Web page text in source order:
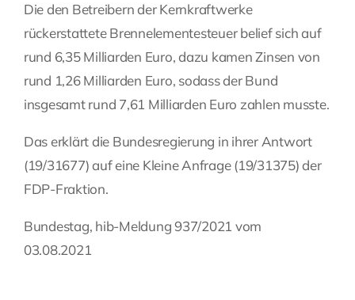
Kontakt
Die den Betreibern der Kernkraftwerke
rückerstattete Brennelementesteuer belief sich auf
rund 6,35 Milliarden Euro, dazu kamen Zinsen von
rund 1,26 Milliarden Euro, sodass der Bund
insgesamt rund 7,61 Milliarden Euro zahlen musste.
Das erklärt die Bundesregierung in ihrer Antwort
(19/31677) auf eine Kleine Anfrage (19/31375) der
FDP-Fraktion.
Bundestag, hib-Meldung 937/2021 vom
03.08.2021